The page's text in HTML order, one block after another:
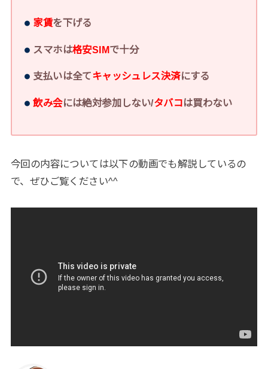
家賃を下げる
スマホは格安SIMで十分
支払いは全てキャッシュレス決済にする
飲み会には絶対参加しない/タバコは買わない
今回の内容については以下の動画でも解説しているの
で、ぜひご覧ください^^